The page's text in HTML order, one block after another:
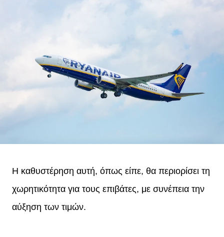
Η καθυστέρηση αυτή, όπως είπε, θα περιορίσει τη
χωρητικότητα για τους επιβάτες, με συνέπεια την
αύξηση των τιμών.